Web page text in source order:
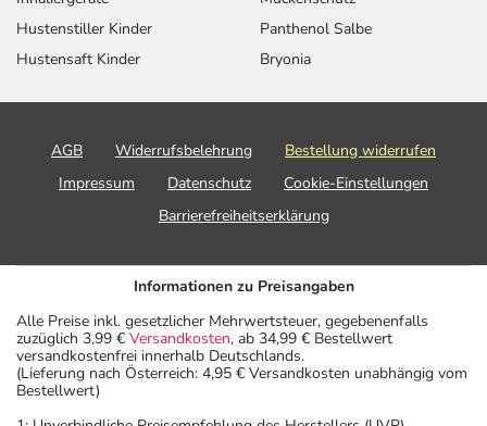
Hustenstiller Kinder
Hustensaft Kinder
Panthenol Salbe
Bryonia
AGB Widerrufsbelehrung
Bestellung widerrufen
Impressum
Datenschutz
Cookie-Einstellungen
Barrierefreiheitserklärung
Informationen zu Preisangaben
Alle Preise inkl. gesetzlicher Mehrwertsteuer, gegebenenfalls
zuzüglich 3,99 € Versandkosten, ab 34,99 € Bestellwert
versandkostenfrei innerhalb Deutschlands.
(Lieferung nach Österreich: 4,95 € Versandkosten unabhängig vom
Bestellwert)